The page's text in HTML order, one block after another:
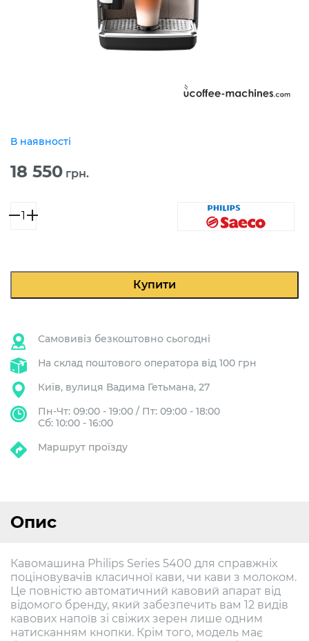
В наявності
18 550 грн.
Philips
EP5447
Купити
Самовивіз безкоштовно сьогодні
На склад поштового оператора від 100 грн
Київ, вулиця Вадима Гетьмана, 27
Пн-Чт: 09:00 - 19:00 / Пт: 09:00 - 18:00
Сб: 10:00 - 16:00
Маршрут проїзду
Опис
Кавомашина Philips Series 5400 для справжніх
поціновувачів класичної кави, чи кави з молоком.
Це повністю автоматичний кавовий апарат від
відомого бренду, який забезпечить вам 12 видів
кавових напоїв зі свіжих зерен лише одним
натисканням кнопки. Крім того, модель має